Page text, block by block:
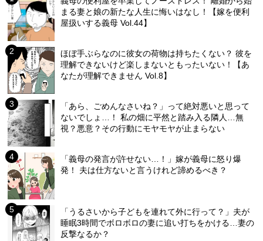
まる妻と娘の新たな人生に悔いはなし！【嫁を便利
屋扱いする義母 Vol.44】
ほぼ手ぶらなのに彼女の荷物は持ちたくない？ 彼を
理解できないけど楽しまないともったいない！【あ
なたが理解できません Vol.8】
「あら、ごめんなさいね？」って絶対悪いと思って
ないでしょ…！ 私の畑に平然と踏み入る隣人…無
視？悪意？その行動にモヤモヤが止まらない
「義母の発言が許せない…！」嫁が義母に怒り爆
発！ 夫は仕方ないと言うけれど諦めるべき？
「うるさいから子どもを連れて外に行って？」夫が
睡眠3時間でボロボロの妻に追い打ちをかける…妻の
反撃なるか？